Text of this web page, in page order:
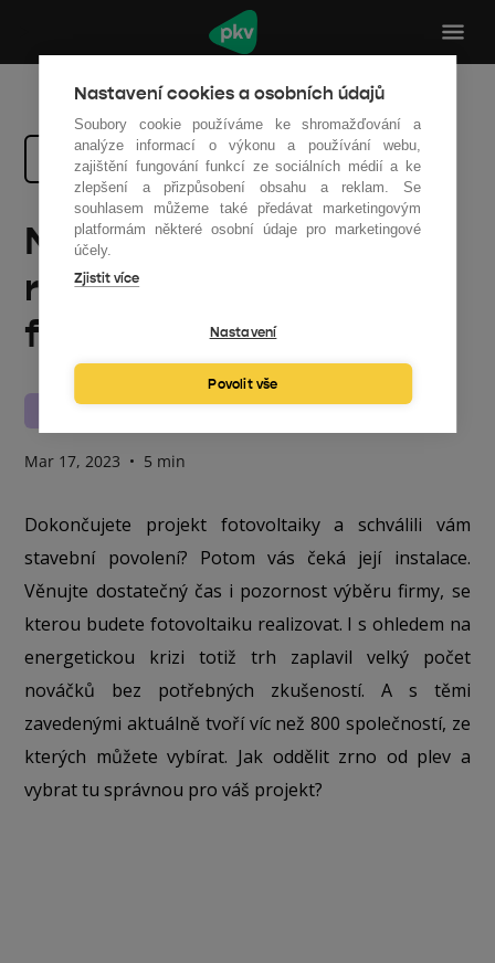
Nastavení cookies a osobních údajů
Soubory cookie používáme ke shromažďování a
analýze informací o výkonu a používání webu,
zajištění fungování funkcí ze sociálních médií a ke
zlepšení a přizpůsobení obsahu a reklam. Se
souhlasem můžeme také předávat marketingovým
platformám některé osobní údaje pro marketingové
účely.
Zjistit více
Nastavení
Povolit vše
Zpět na všechny články
Nepodceňte výběr
realizační firmy na
fotovoltaiku
Fotovoltaika
Mar 17, 2023 • 5 min
Dokončujete projekt fotovoltaiky a schválili vám
stavební povolení? Potom vás čeká její instalace.
Věnujte dostatečný čas i pozornost výběru firmy, se
kterou budete fotovoltaiku realizovat. I s ohledem na
energetickou krizi totiž trh zaplavil velký počet
nováčků bez potřebných zkušeností. A s těmi
zavedenými aktuálně tvoří víc než 800 společností, ze
kterých můžete vybírat. Jak oddělit zrno od plev a
vybrat tu správnou pro váš projekt?